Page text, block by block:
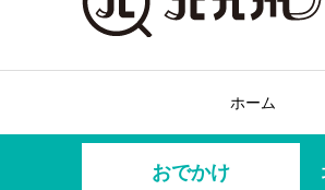
ホーム
おでかけ